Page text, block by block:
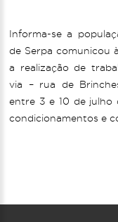
Informa-se a
de Serpa comunicou
a realização de
via – rua de
entre 3 e 10 de julho
condicionamentos e